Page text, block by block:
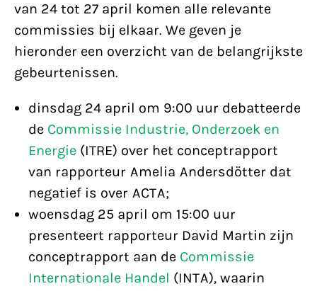
van 24 tot 27 april komen alle relevante
commissies bij elkaar. We geven je
hieronder een overzicht van de belangrijkste
gebeurtenissen.
dinsdag 24 april om 9:00 uur debatteerde
de Commissie Industrie, Onderzoek en
Energie (ITRE) over het conceptrapport
van rapporteur Amelia Andersdötter dat
negatief is over ACTA;
woensdag 25 april om 15:00 uur
presenteert rapporteur David Martin zijn
conceptrapport aan de Commissie
Internationale Handel (INTA), waarin